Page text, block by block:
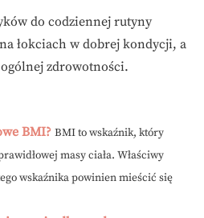
do codziennej rutyny
łokciach w dobrej kondycji, a
zdrowotności.
BMI? BMI to wskaźnik, który
masy ciała. Właściwy
wskaźnika powinien mieścić się